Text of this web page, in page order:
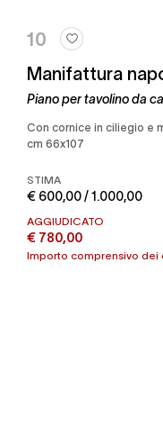
10
Manifattura
Piano per tavolino da
con cornice in ciliegio e
cm 66x107
STIMA
€ 600,00 / 1.000,00
AGGIUDICATO
€ 780,00
Importo comprensivo dei